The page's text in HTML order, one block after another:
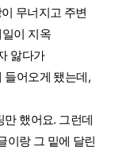
무너지고 주변
이 지옥
앓다가
들어오게 됐는데,
했어요. 그런데
이랑 그 밑에 달린